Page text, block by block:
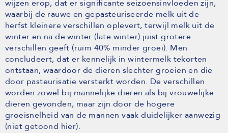
wijzen erop, dat er significante seizoensinvloeden zijn,
waarbij de rauwe en gepasteuriseerde melk uit de
herfst kleinere verschillen oplevert, terwijl melk uit de
winter en na de winter (late winter) juist grotere
verschillen geeft (ruim 40% minder groei). Men
concludeert, dat er kennelijk in wintermelk tekorten
ontstaan, waardoor de dieren slechter groeien en die
door pasteurisatie versterkt worden. De verschillen
worden zowel bij mannelijke dieren als bij vrouwelijke
dieren gevonden, maar zijn door de hogere
groeisnelheid van de mannen vaak duidelijker aanwezig
(niet getoond hier).